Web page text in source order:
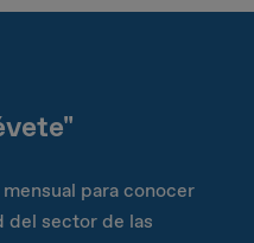
para conocer
del sector de las